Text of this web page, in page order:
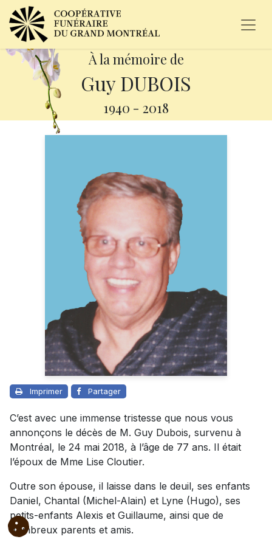
À la mémoire de
Guy DUBOIS
1940 - 2018
Imprimer Partager
C’est avec une immense tristesse que nous vous
annonçons le décès de M. Guy Dubois, survenu à
Montréal, le 24 mai 2018, à l’âge de 77 ans. Il était
l’époux de Mme Lise Cloutier.
Outre son épouse, il laisse dans le deuil, ses enfants
Daniel, Chantal (Michel-Alain) et Lyne (Hugo), ses
petits-enfants Alexis et Guillaume, ainsi que de
nombreux parents et amis.